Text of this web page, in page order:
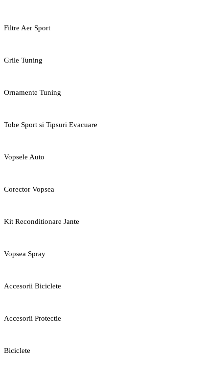
Filtre Aer Sport
Grile Tuning
Ornamente Tuning
Tobe Sport si Tipsuri Evacuare
Vopsele Auto
Corector Vopsea
Kit Reconditionare Jante
Vopsea Spray
Accesorii Biciclete
Accesorii Protectie
Biciclete